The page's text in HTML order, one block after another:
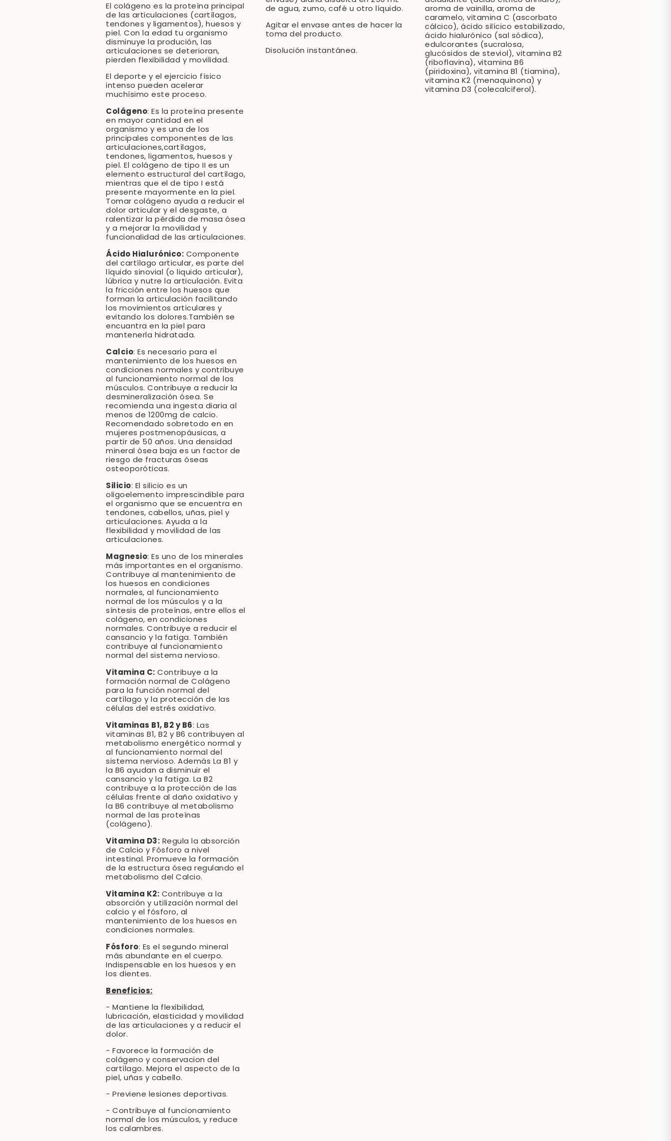
El colágeno es la proteína principal
de las articulaciones (cartílagos,
tendones y ligamentos), huesos y
piel. Con la edad tu organismo
disminuye la produción, las
articulaciones se deterioran,
pierden flexibilidad y movilidad.
El deporte y el ejercicio físico
intenso pueden acelerar
muchísimo este proceso.
Colágeno: Es la proteína presente
en mayor cantidad en el
organismo y es una de los
principales componentes de las
articulaciones,cartílagos,
tendones, ligamentos, huesos y
piel. El colágeno de tipo II es un
elemento estructural del cartílago,
mientras que el de tipo I está
presente mayormente en la piel.
Tomar colágeno ayuda a reducir el
dolor articular y el desgaste, a
ralentizar la pérdida de masa ósea
y a mejorar la movilidad y
funcionalidad de las articulaciones.
Ácido Hialurónico: Componente
del cartílago articular, es parte del
líquido sinovial (o liquido articular),
lúbrica y nutre la articulación. Evita
la fricción entre los huesos que
forman la articulación facilitando
los movimientos articulares y
evitando los dolores.También se
encuantra en la piel para
mantenerla hidratada.
Calcio: Es necesario para el
mantenimiento de los huesos en
condiciones normales y contribuye
al funcionamiento normal de los
músculos. Contribuye a reducir la
desmineralización ósea. Se
recomienda una ingesta diaria al
menos de 1200mg de calcio.
Recomendado sobretodo en en
mujeres postmenopáusicas, a
partir de 50 años. Una densidad
mineral ósea baja es un factor de
riesgo de fracturas óseas
osteoporóticas.
Silicio: El silicio es un
oligoelemento imprescindible para
el organismo que se encuentra en
tendones, cabellos, uñas, piel y
articulaciones. Ayuda a la
flexibilidad y movilidad de las
articulaciones.
Magnesio: Es uno de los minerales
más importantes en el organismo.
Contribuye al mantenimiento de
los huesos en condiciones
normales, al funcionamiento
normal de los músculos y a la
síntesis de proteínas, entre ellos el
colágeno, en condiciones
normales. Contribuye a reducir el
cansancio y la fatiga. También
contribuye al funcionamiento
normal del sistema nervioso.
Vitamina C: Contribuye a la
formación normal de Colágeno
para la función normal del
cartílago y la protección de las
células del estrés oxidativo.
Vitaminas B1, B2 y B6: Las
vitaminas B1, B2 y B6 contribuyen al
metabolismo energético normal y
al funcionamiento normal del
sistema nervioso. Además La B1 y
la B6 ayudan a disminuir el
cansancio y la fatiga. La B2
contribuye a la protección de las
células frente al daño oxidativo y
la B6 contribuye al metabolismo
normal de las proteínas
(colágeno).
Vitamina D3: Regula la absorción
de Calcio y Fósforo a nivel
intestinal. Promueve la formación
de la estructura ósea regulando el
metabolismo del Calcio.
Vitamina K2: Contribuye a la
absorción y utilización normal del
calcio y el fósforo, al
mantenimiento de los huesos en
condiciones normales.
Fósforo: Es el segundo mineral
más abundante en el cuerpo.
Indispensable en los huesos y en
los dientes.
Beneficios:
- Mantiene la flexibilidad,
lubricación, elasticidad y movilidad
de las articulaciones y a reducir el
dolor.
- Favorece la formación de
colágeno y conservacion del
cartílago. Mejora el aspecto de la
piel, uñas y cabello.
- Previene lesiones deportivas.
- Contribuye al funcionamiento
normal de los músculos, y reduce
los calambres.
de agua, zumo, café u otro líquido.
Agitar el envase antes de hacer la
toma del producto.
Disolución instantánea.
aroma de vainilla, aroma de
caramelo, vitamina C (ascorbato
cálcico), ácido silícico estabilizado,
ácido hialurónico (sal sódica),
edulcorantes (sucralosa,
glucósidos de steviol), vitamina B2
(riboflavina), vitamina B6
(piridoxina), vitamina B1 (tiamina),
vitamina K2 (menaquinona) y
vitamina D3 (colecalciferol).